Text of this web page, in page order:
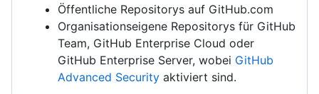
Öffentliche Repositorys auf GitHub.com
Organisationseigene Repositorys für GitHub
Team, GitHub Enterprise Cloud oder
GitHub Enterprise Server, wobei GitHub
Advanced Security aktiviert sind.